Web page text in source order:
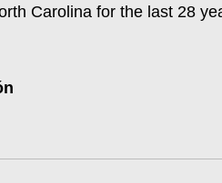
Carolina for the last 28